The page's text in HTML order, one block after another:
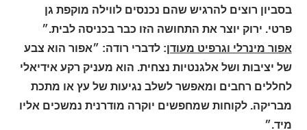
בסביון רוצים להרגיש שהם נכנסים לווילה מוקפת גן
פרטי. ירוק יוצר את התחושה הזו כבר בכניסה לבית.״
אפור מינרלי וגרפיט מעודן: לדברי רודה: ״אפור הוא צבע
של יציבות ושל אלגנטיות נצחית. הוא מעניק רקע אידיאלי
לחללים רחבים ומאפשר לשלב נגיעות של עץ או מתכת
מבריקה. לקוחות שמחפשים יוקרה מודרנית נמשכים אליו
מיד.״